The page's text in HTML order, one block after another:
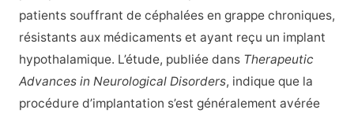
patients souffrant de céphalées en grappe chroniques,
résistants aux médicaments et ayant reçu un implant
hypothalamique. L’étude, publiée dans Therapeutic
Advances in Neurological Disorders, indique que la
procédure d’implantation s’est généralement avérée